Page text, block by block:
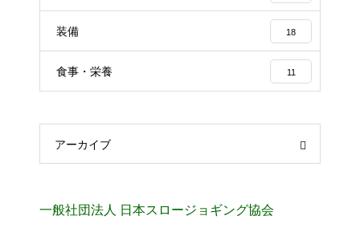
装備 18
食事・栄養 11
アーカイブ
一般社団法人 日本スロージョギング協会